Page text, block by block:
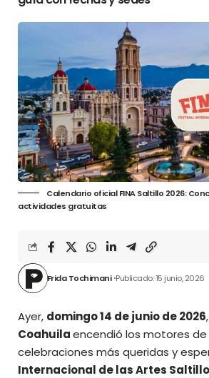
Calendario oficial FINA Saltillo 2026:
actividades gratuitas
Frida Tochimani Publicado: 15 junio, 2026
Ayer, domingo 14 de junio de 2026
Coahuilaencendió los motores de
celebraciones más queridas y
Internacional de las Artes Saltillo